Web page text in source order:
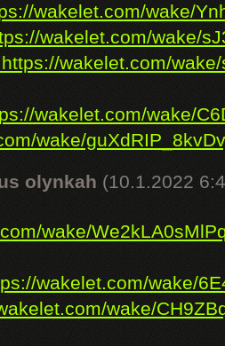
wakelet.com/wake/
wakelet.com/wake/
https://wakelet.com/
wakelet.com/wake/
wake/
olynkah (10.1.2022
wake/
wakelet.com/wake/
wake/